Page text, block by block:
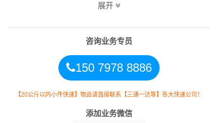
同泰江门到孝感专线物流运输方式
同时，为了方便广大客户从江门物流到孝感的不同运输时
同泰特推出江门到孝感物流
方式，以此来降低从广东江门到孝感的物流专线运输成
本，提高由江门发货到孝感的物流效率，以便为新老客户
提供更加优质完善的一站式从江门到湖北孝感
门运输服务！
展开
咨询业务专员
150 7978 8886
【20公斤以内小件快递】物品请直接联系【三通一达等】各大快递公司！
添加业务微信